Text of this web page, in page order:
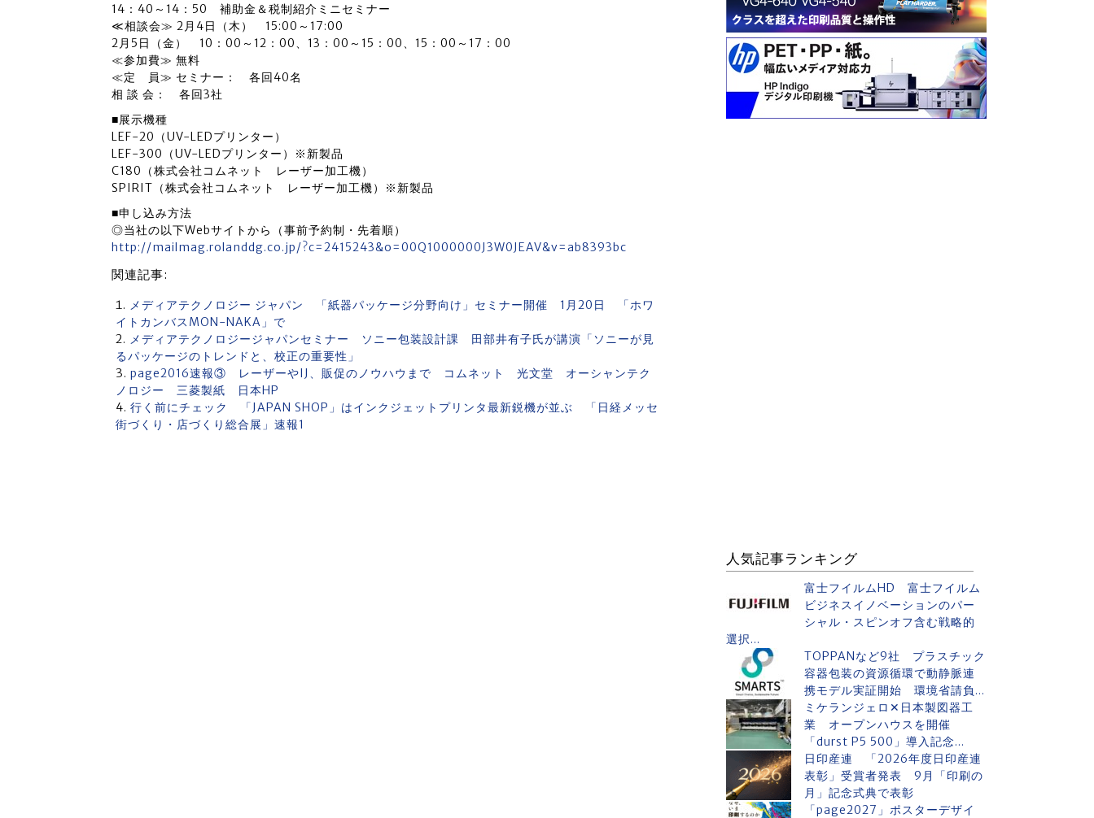
14：40～14：50 補助金＆税制紹介ミニセミナー
≪相談会≫ 2月4日（木） 15:00～17:00
2月5日（金） 10：00～12：00、13：00～15：00、15：00～17：00
≪参加費≫ 無料
≪定 員≫ セミナー： 各回40名
相 談 会： 各回3社
■展示機種
LEF-20（UV-LEDプリンター）
LEF-300（UV-LEDプリンター）※新製品
C180（株式会社コムネット レーザー加工機）
SPIRIT（株式会社コムネット レーザー加工機）※新製品
■申し込み方法
◎当社の以下Webサイトから（事前予約制・先着順）
http://mailmag.rolanddg.co.jp/?c=2415243&o=00Q1000000J3W0JEAV&v=ab8393bc
関連記事:
メディアテクノロジー ジャパン 「紙器パッケージ分野向け」セミナー開催 1月20日 「ホワ
イトカンバスMON-NAKA」で
メディアテクノロジージャパンセミナー ソニー包装設計課 田部井有子氏が講演「ソニーが見
るパッケージのトレンドと、校正の重要性」
page2016速報③ レーザーやIJ、販促のノウハウまで コムネット 光文堂 オーシャンテク
ノロジー 三菱製紙 日本HP
行く前にチェック 「JAPAN SHOP」はインクジェットプリンタ最新鋭機が並ぶ 「日経メッセ
街づくり・店づくり総合展」速報1
人気記事ランキング
富士フイルムHD 富士フイルム
ビジネスイノベーションのパー
シャル・スピンオフ含む戦略的
選択...
TOPPANなど9社 プラスチック
容器包装の資源循環で動静脈連
携モデル実証開始 環境省請負...
ミケランジェロ✕日本製図器工
業 オープンハウスを開催
「durst P5 500」導入記念...
日印産連 「2026年度日印産連
表彰」受賞者発表 9月「印刷の
月」記念式典で表彰
「page2027」ポスターデザイ